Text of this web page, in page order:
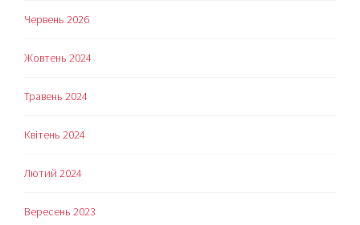
Червень 2026
Жовтень 2024
Травень 2024
Квітень 2024
Лютий 2024
Вересень 2023